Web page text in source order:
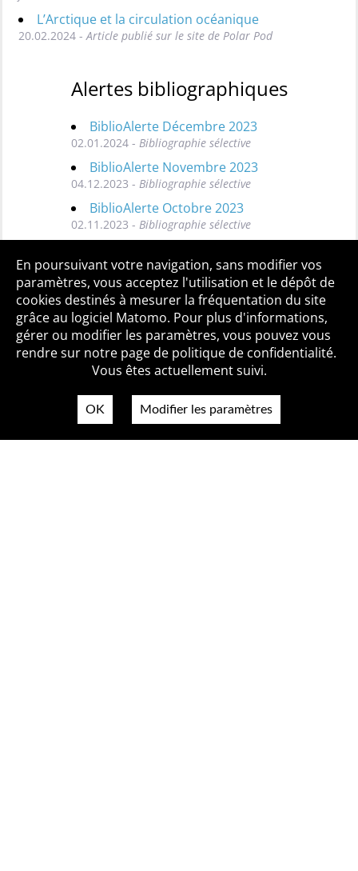
L’Arctique et la circulation océanique
20.02.2024 - Article publié sur le site de Polar Pod
Alertes bibliographiques
BiblioAlerte Décembre 2023
02.01.2024 - Bibliographie sélective
BiblioAlerte Novembre 2023
04.12.2023 - Bibliographie sélective
BiblioAlerte Octobre 2023
02.11.2023 - Bibliographie sélective
Toutes les BiblioAlertes
Qui sommes-nous ? Mentions légales
Accessibilité
Politique de confidentialité
Contact
En poursuivant votre navigation, sans modifier vos
paramètres, vous acceptez l'utilisation et le dépôt de
cookies destinés à mesurer la fréquentation du site
grâce au logiciel Matomo. Pour plus d'informations,
gérer ou modifier les paramètres, vous pouvez vous
rendre sur notre page de politique de confidentialité.
Vous êtes actuellement suivi.
OK Modifier les paramètres